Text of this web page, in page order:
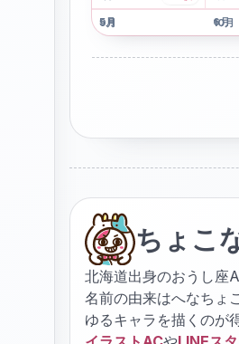
5月 6月
9月 10月
ちょこ
北海道出身のおうし座
名前の由来はへなちょ
ゆるキャラを描くのが